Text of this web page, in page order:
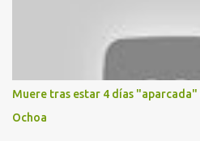
estadio municipal de Butarque) y
Nueva. Otro lugar: Escombrera de
Móstoles También en el parque de
la Policía Local de Leganés de la
cementerio de Butarque". Más
Muere tras estar 4 días "aparcada"
Ochoa